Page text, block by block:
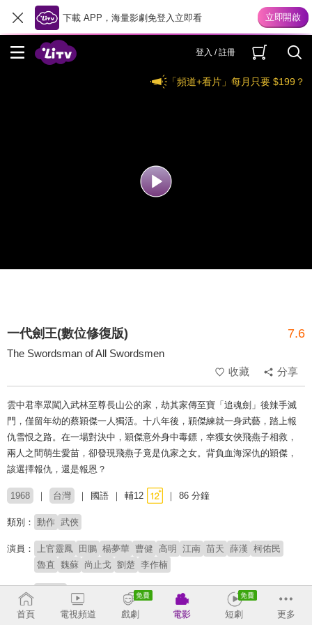
下載 APP，海量影劇免登入立即看
登入 / 註冊
「頻道+看片」每月只要 $199？
一代劍王(數位修復版) 7.6
The Swordsman of All Swordsmen
收藏
分享
雲中君率眾闖入武林至尊長山公的家，劫其家傳至寶「追魂劍」後辣手滅
門，僅留年幼的蔡穎傑一人獨活。十八年後，穎傑練就一身武藝，踏上報
仇雪恨之路。在一場對決中，穎傑意外身中毒鏢，幸獲女俠飛燕子相救，
兩人之間萌生愛苗，卻發現飛燕子竟是仇家之女。背負血海深仇的穎傑，
該選擇報仇，還是報恩？
1968 台灣 國語 輔12 86 分鐘
類別： 動作 武俠
演員： 上官靈鳳 田鵬 楊夢華 曹健 高明 江南 苗天 薛漢 柯佑民
魯直 魏蘇 尚止戈 劉楚 李作楠
導演：
原著： 江冰涵
首頁 電視頻道 戲劇 電影 短劇 更多